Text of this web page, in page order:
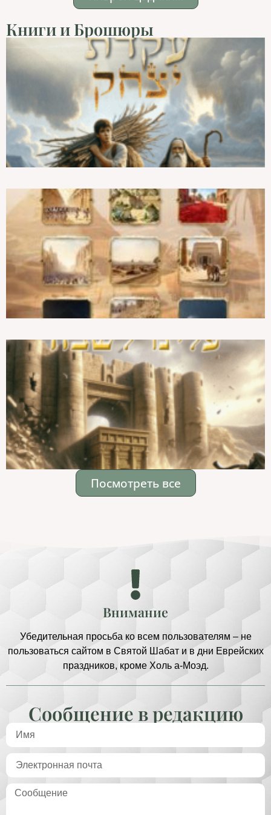
Книги и Брошюры
Посмотреть все
Внимание
Убедительная просьба ко всем пользователям – не
пользоваться сайтом в Святой Шабат и в дни Еврейских
праздников, кроме Холь а-Моэд.
Сообщение в редакцию